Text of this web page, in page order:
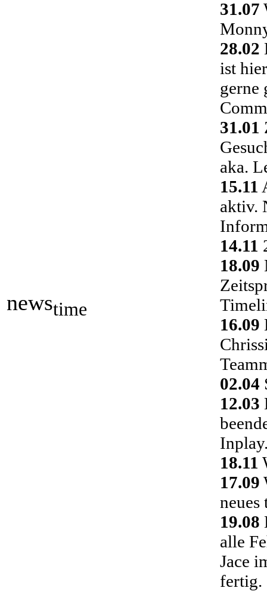
newstime
31.07
28.02
ist
gerne
31.01
aka.
15.11
aktiv.
14.11
18.09
16.09
02.04
12.03
18.11
17.09
19.08
alle
Jace
fertig.